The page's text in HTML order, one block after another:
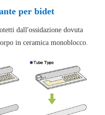
per bidet
dall'ossidazione dovuta
in ceramica monoblocco.